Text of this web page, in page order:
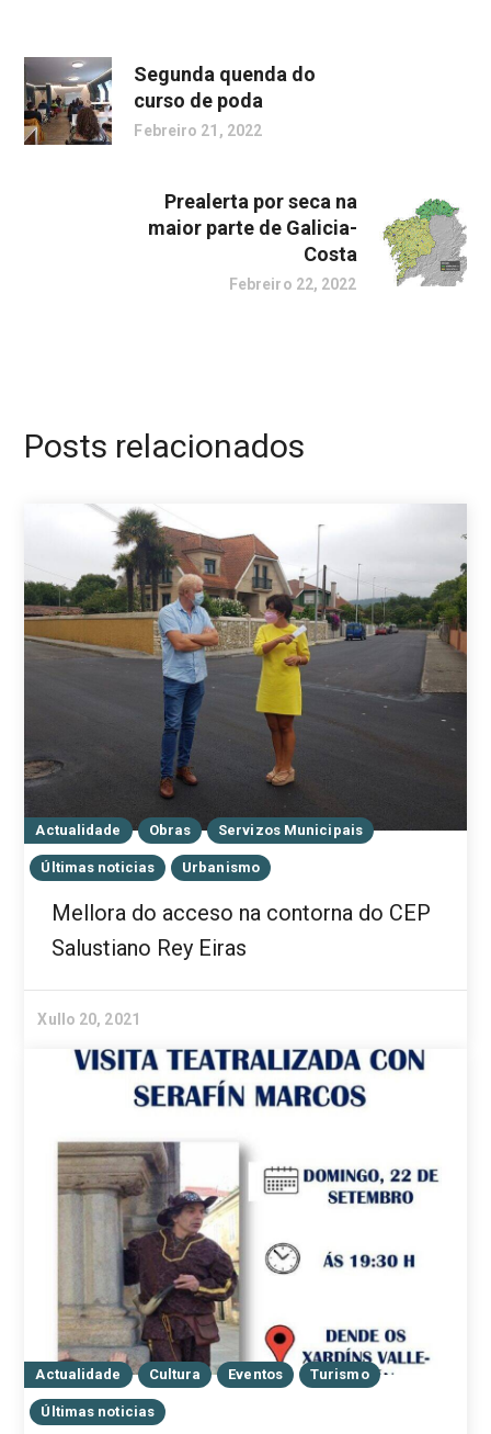
Segunda quenda do
curso de poda
Febreiro 21, 2022
Prealerta por seca na
maior parte de Galicia-
Costa
Febreiro 22, 2022
Posts relacionados
Actualidade Obras Servizos Municipais
Últimas noticias Urbanismo
Mellora do acceso na contorna do CEP
Salustiano Rey Eiras
Xullo 20, 2021
Actualidade Cultura Eventos Turismo
Últimas noticias